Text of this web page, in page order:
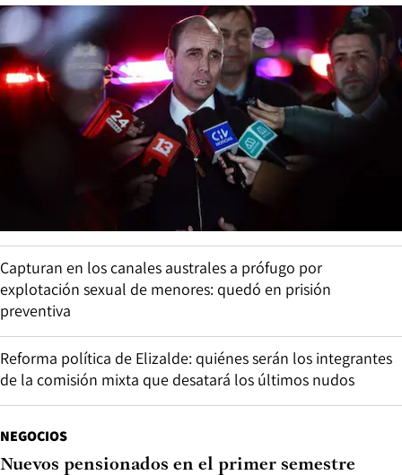
Capturan en los canales australes a prófugo por
explotación sexual de menores: quedó en prisión
preventiva
Reforma política de Elizalde: quiénes serán los integrantes
de la comisión mixta que desatará los últimos nudos
NEGOCIOS
Nuevos pensionados en el primer semestre